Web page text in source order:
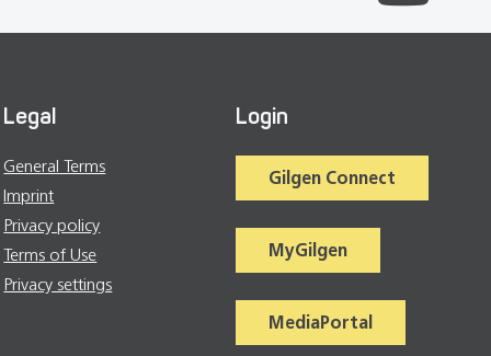
Legal
General Terms
Imprint
Privacy policy
Terms of Use
Privacy settings
Login
Gilgen Connect
MyGilgen
MediaPortal